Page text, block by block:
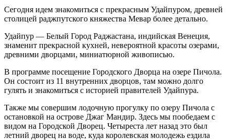
Сегодня идем знакомиться с прекрасным Удайпуром, древней
столицей раджпутского княжества Мевар более детально.
Удайпур — Белый Город Раджастана, индийская Венеция,
знаменит прекрасной кухней, невероятной красоты озерами,
древними дворцами, миниатюрной живописью.
В программе посещение Городского Дворца на озере Пичола.
Он состоит из 11 внутренних дворцов, там можно долго
гулять и знакомиться с историей правителей Удайпура.
Также мы совершим лодочную прогулку по озеру Пичола с
остановкой на острове Джаг Мандир. Здесь мы пообедаем с
видом на Городской Дворец. Четыреста лет назад это был
летний дворец на воде, куда королевская молодежь ездила